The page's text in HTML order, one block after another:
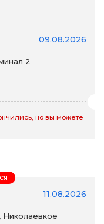
09.08.2026
2
но вы можете
11.08.2026
Николаевкое